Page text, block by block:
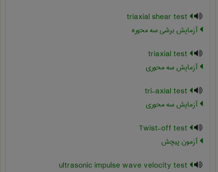
آزمایش برشی سه محوره
آزمایش سه محوری
آزمایش سه محوری
آزمون پیچش